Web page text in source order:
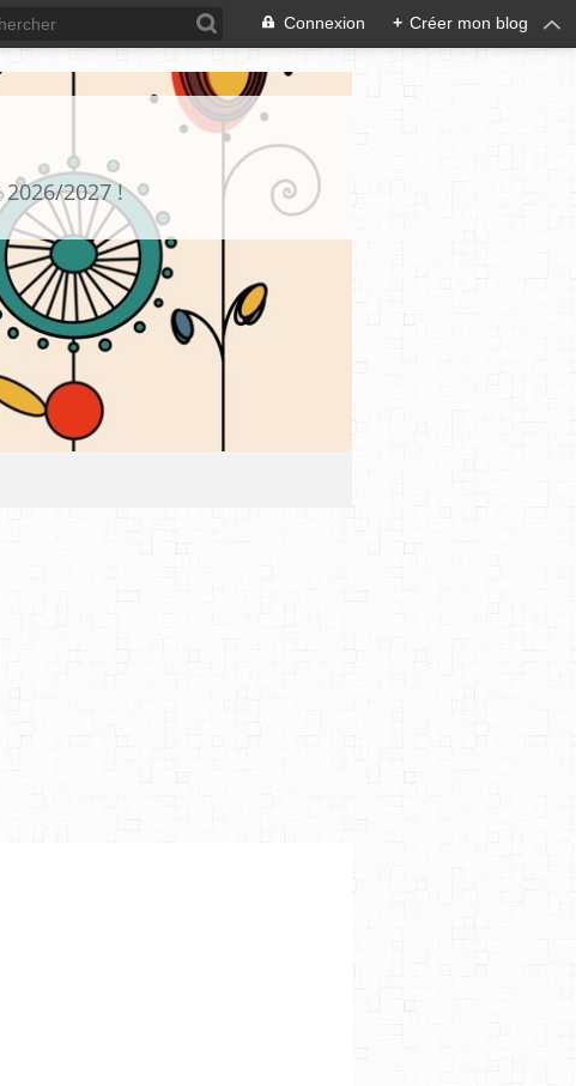
Connexion + Créer mon blog
2027 !